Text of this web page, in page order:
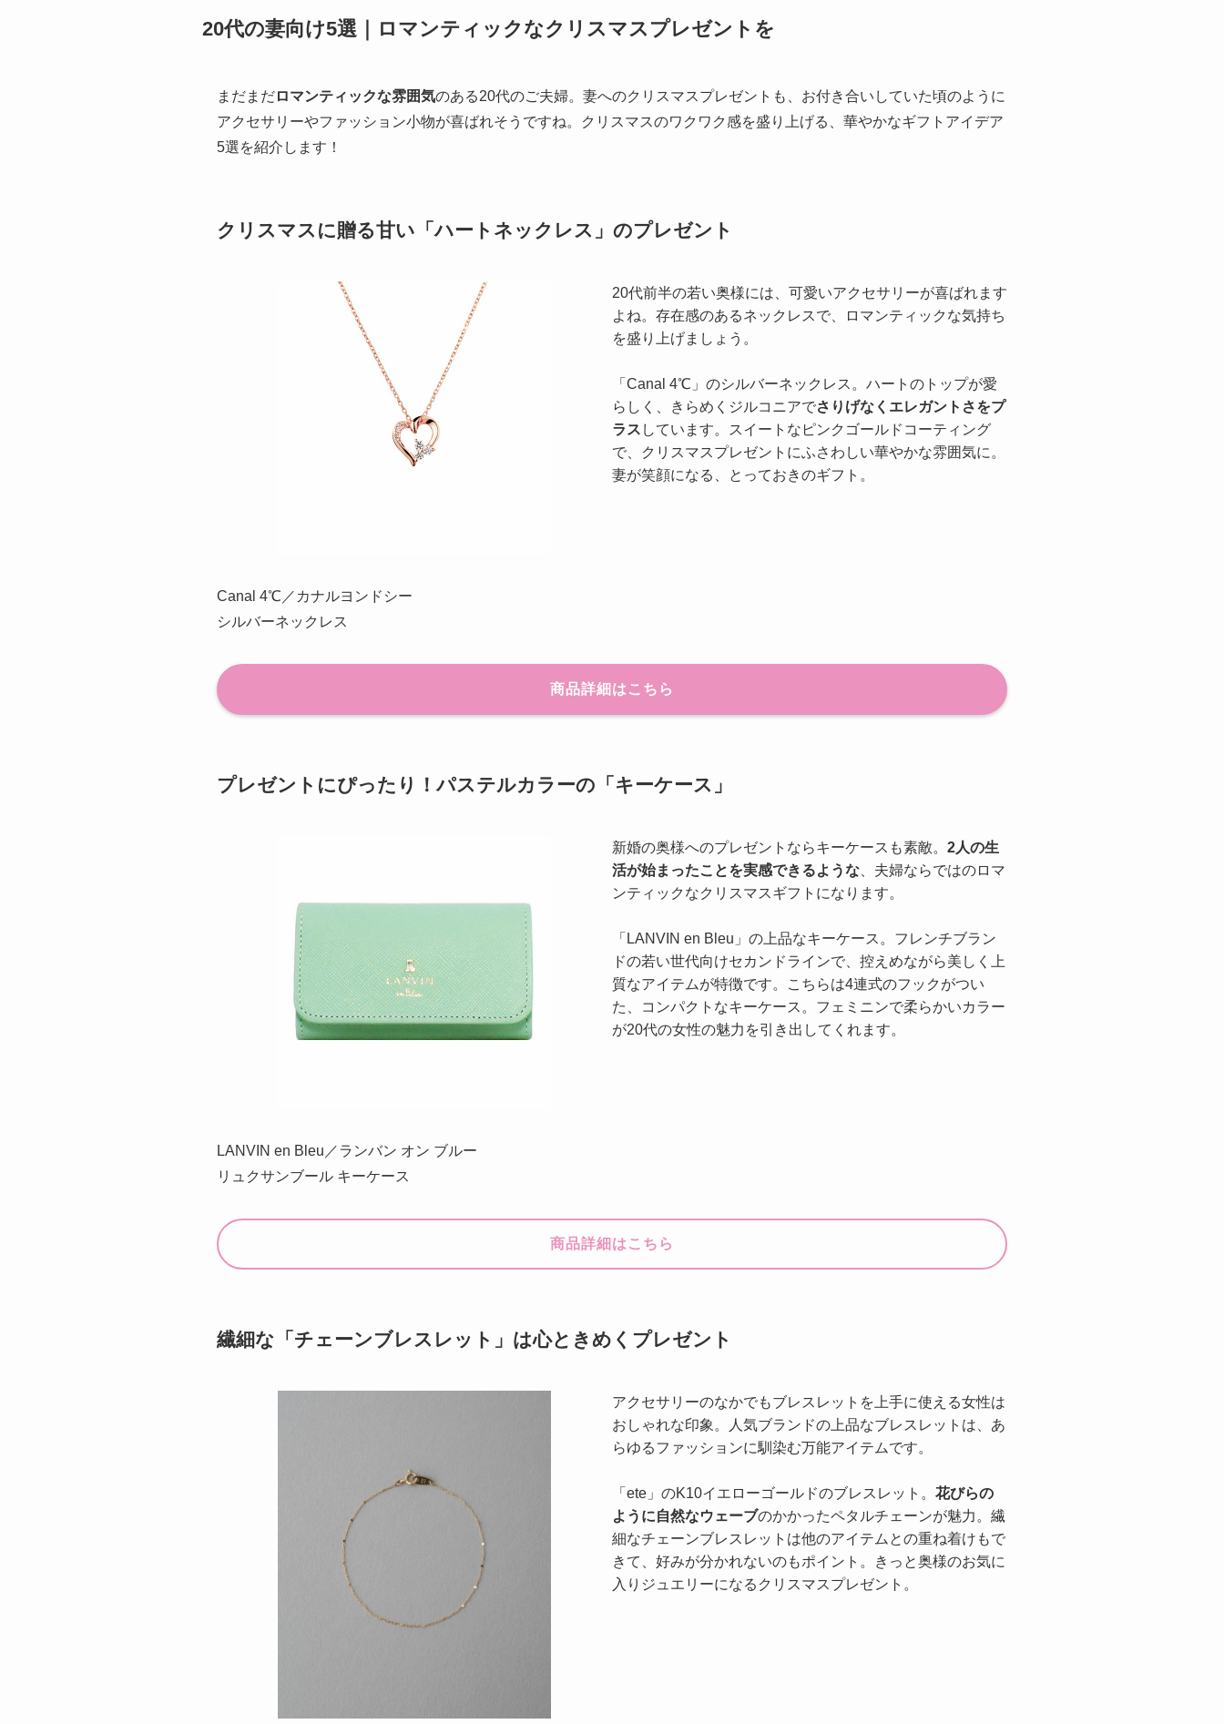
20代の妻向け5選｜ロマンティックなクリスマスプレゼントを
まだまだロマンティックな雰囲気のある20代のご夫婦。妻へのクリスマスプレゼントも、お付き合いしていた頃のように
アクセサリーやファッション小物が喜ばれそうですね。クリスマスのワクワク感を盛り上げる、華やかなギフトアイデア
5選を紹介します！
クリスマスに贈る甘い「ハートネックレス」のプレゼント
20代前半の若い奥様には、可愛いアクセサリーが喜ばれます
よね。存在感のあるネックレスで、ロマンティックな気持ち
を盛り上げましょう。
「Canal 4℃」のシルバーネックレス。ハートのトップが愛
らしく、きらめくジルコニアでさりげなくエレガントさをプ
ラス しています。スイートなピンクゴールドコーティング
で、クリスマスプレゼントにふさわしい華やかな雰囲気に。
妻が笑顔になる、とっておきのギフト。
Canal 4℃／カナルヨンドシー
シルバーネックレス
商品詳細はこちら
プレゼントにぴったり！パステルカラーの「キーケース」
新婚の奥様へのプレゼントならキーケースも素敵。 2人の生
活が始まったことを実感できるような 、夫婦ならではのロマ
ンティックなクリスマスギフトになります。
「LANVIN en Bleu」の上品なキーケース。フレンチブラン
ドの若い世代向けセカンドラインで、控えめながら美しく上
質なアイテムが特徴です。こちらは4連式のフックがつい
た、コンパクトなキーケース。フェミニンで柔らかいカラー
が20代の女性の魅力を引き出してくれます。
LANVIN en Bleu／ランバン オン ブルー
リュクサンブール キーケース
商品詳細はこちら
繊細な「チェーンブレスレット」は心ときめくプレゼント
アクセサリーのなかでもブレスレットを上手に使える女性は
おしゃれな印象。人気ブランドの上品なブレスレットは、あ
らゆるファッションに馴染む万能アイテムです。
「ete」のK10イエローゴールドのブレスレット。 花びらの
ように自然なウェーブのかかったペタルチェーンが魅力。繊
細なチェーンブレスレットは他のアイテムとの重ね着けもで
きて、好みが分かれないのもポイント。きっと奥様のお気に
入りジュエリーになるクリスマスプレゼント。